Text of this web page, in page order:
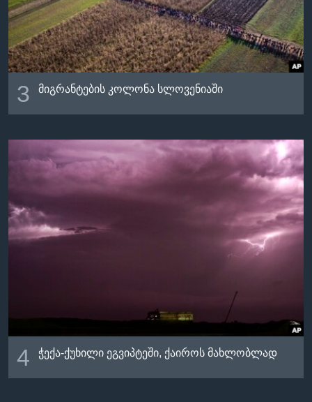
3 მიგრანტების კოლონა სლოვენიაში
4 ჭექა-ქუხილი ეგვიპტეში, ქაიროს მახლობლად